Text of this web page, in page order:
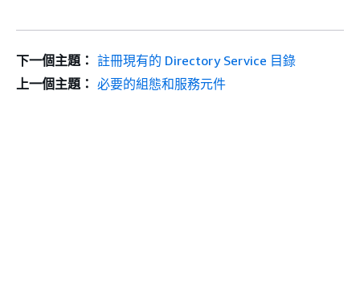
下一個主題： 註冊現有的 Directory Service 目錄
上一個主題： 必要的組態和服務元件